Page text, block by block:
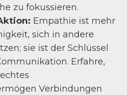
zu fokussieren.
Empathie ist mehr
sich in andere
sie ist der Schlüssel
Erfahre,
Verbindungen